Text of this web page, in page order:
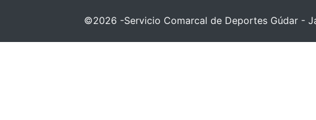
©2026 -Servicio Comarcal de Deportes Gúdar -